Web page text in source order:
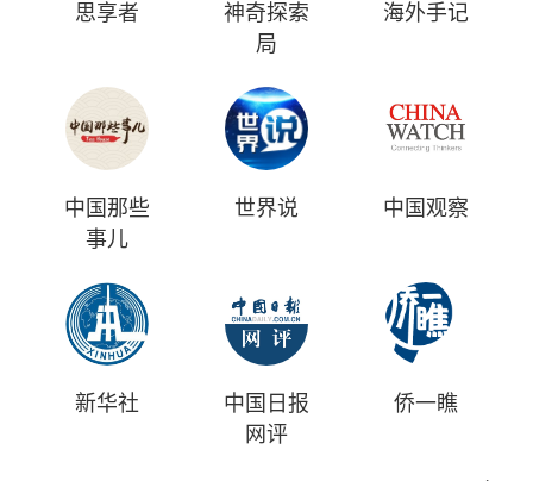
思享者
神奇探索
局
海外手记
中国那些
事儿
世界说 中国观察
新华社
中国日报
网评
侨一瞧